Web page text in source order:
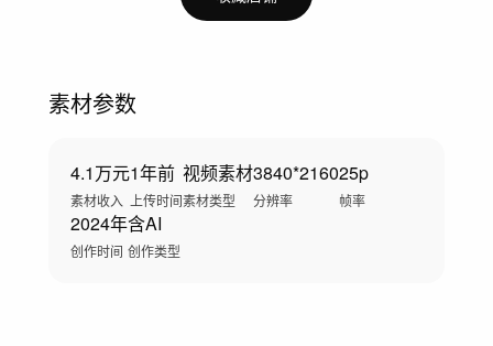
素材参数
4.1万元
素材收入
1年前
上传时间
视频素材
素材类型
3840*2160
分辨率
25p
帧率
2024年
创作时间
含AI
创作类型